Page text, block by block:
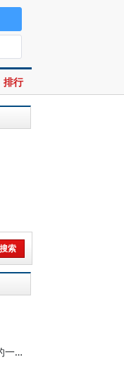
排行
陈漱渝：1960年代电影《鲁迅传》的一波三折——兼议新时期屏幕上的鲁迅形象